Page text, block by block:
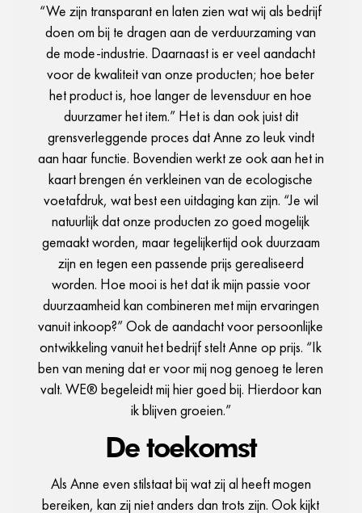
“We zijn transparant en laten zien wat wij als bedrijf
doen om bij te dragen aan de verduurzaming van
de mode-industrie. Daarnaast is er veel aandacht
voor de kwaliteit van onze producten; hoe beter
het product is, hoe langer de levensduur en hoe
duurzamer het item.” Het is dan ook juist dit
grensverleggende proces dat Anne zo leuk vindt
aan haar functie. Bovendien werkt ze ook aan het in
kaart brengen én verkleinen van de ecologische
voetafdruk, wat best een uitdaging kan zijn. “Je wil
natuurlijk dat onze producten zo goed mogelijk
gemaakt worden, maar tegelijkertijd ook duurzaam
zijn en tegen een passende prijs gerealiseerd
worden. Hoe mooi is het dat ik mijn passie voor
duurzaamheid kan combineren met mijn ervaringen
vanuit inkoop?” Ook de aandacht voor persoonlijke
ontwikkeling vanuit het bedrijf stelt Anne op prijs. “Ik
ben van mening dat er voor mij nog genoeg te leren
valt. WE® begeleidt mij hier goed bij. Hierdoor kan
ik blijven groeien.”
De toekomst
Als Anne even stilstaat bij wat zij al heeft mogen
bereiken, kan zij niet anders dan trots zijn. Ook kijkt